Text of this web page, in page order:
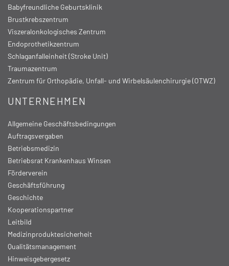
Babyfreundliche Geburtsklinik
Brustkrebszentrum
Viszeralonkologisches Zentrum
Endoprothetikzentrum
Schlaganfalleinheit (Stroke Unit)
Traumazentrum
Zentrum für Orthopädie, Unfall- und Wirbelsäulenchirurgie (OTWZ)
UNTERNEHMEN
Allgemeine Geschäftsbedingungen
Auftragsvergaben
Betriebsmedizin
Betriebsrat Krankenhaus Winsen
Förderverein
Geschäftsführung
Geschichte
Kooperationspartner
Leitbild
Medizinproduktesicherheit
Qualitätsmanagement
Hinweisgebergesetz